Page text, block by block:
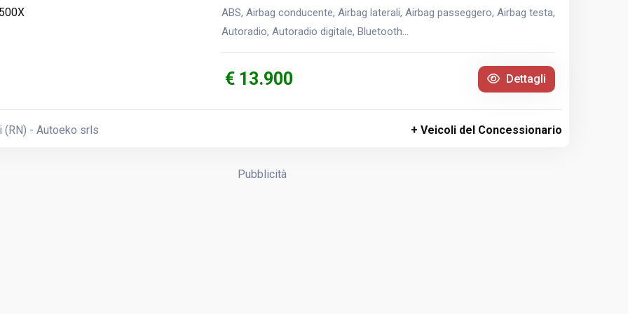
ABS, Airbag conducente, Airbag laterali, Airbag passeggero, Airbag testa,
Autoradio, Autoradio digitale, Bluetooth...
€ 13.900 Dettagli
(RN) - Autoeko srls + Veicoli del Concessionario
Pubblicità